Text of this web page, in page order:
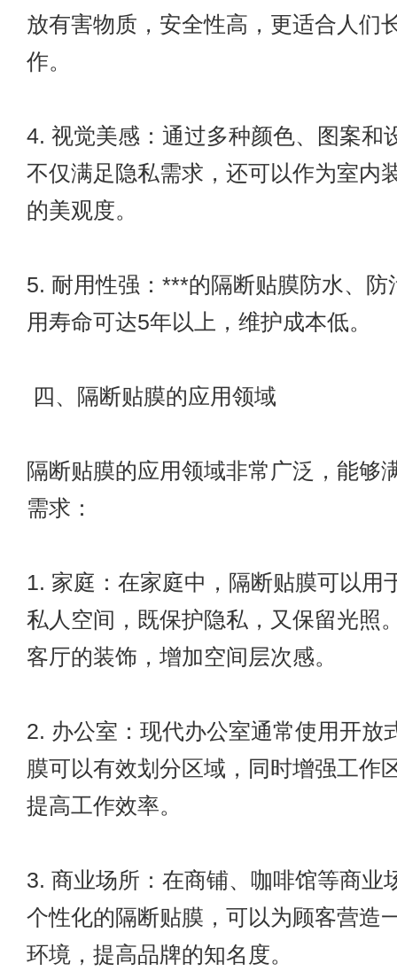
放有害物质，安全性高，更适合人们
作。
4. 视觉美感：通过多种颜色、图案和
不仅满足隐私需求，还可以作为室内
的美观度。
5. 耐用性强：***的隔断贴膜防水、防
用寿命可达5年以上，维护成本低。
四、隔断贴膜的应用领域
隔断贴膜的应用领域非常广泛，能够
需求：
1. 家庭：在家庭中，隔断贴膜可以用
私人空间，既保护隐私，又保留光照
客厅的装饰，增加空间层次感。
2. 办公室：现代办公室通常使用开放
膜可以有效划分区域，同时增强工作
提高工作效率。
3. 商业场所：在商铺、咖啡馆等商业
个性化的隔断贴膜，可以为顾客营造
环境，提高品牌的知名度。